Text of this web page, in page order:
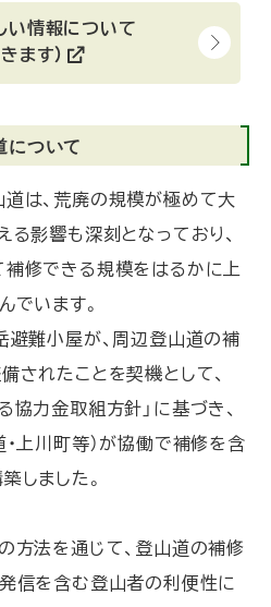
い情報について
ます）
外
サ
イ
ト
について
は、荒廃の規模が極めて大
る影響も深刻となっており、
修できる規模をはるかに上
でいます。
避難小屋が、周辺登山道の補
されたことを契機として、
協力金取組方針」に基づき、
・上川町等）が協働で補修を含
しました。
方法を通じて、登山道の補修
信を含む登山者の利便性に